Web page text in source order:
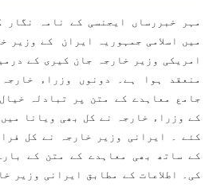
مہر خبررساں ایجنسی کے نامہ نگار
میں اسلامی جمہوریہ ایران کے وزیر
امریکی وزیر خارجہ جان کیری کے
منعقد ہوا ہے۔ دونوں وزراء
جامع معاہدے کے متن پر تبادلہ
کے وزراء خارجہ نے کل بھی ویانا
کئے ۔ ایرانی وزير خارجہ نے کل
کے ساتھ بھی معاہدے کے متن کے
کی۔ اطلاعات کے مطابق ایرانی وزير